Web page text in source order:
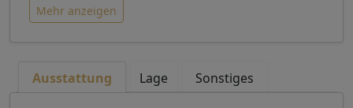
Mehr anzeigen
Ausstattung Lage Sonstiges